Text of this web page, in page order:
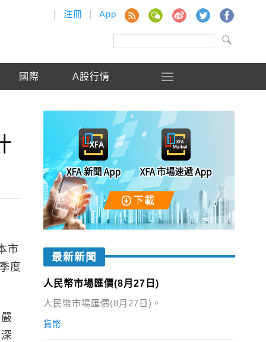
注冊 App
國際 A股行情
市
度
最新新聞
人民幣市場匯價(8月27日)
人民幣市場匯價(8月27日)。
貨幣